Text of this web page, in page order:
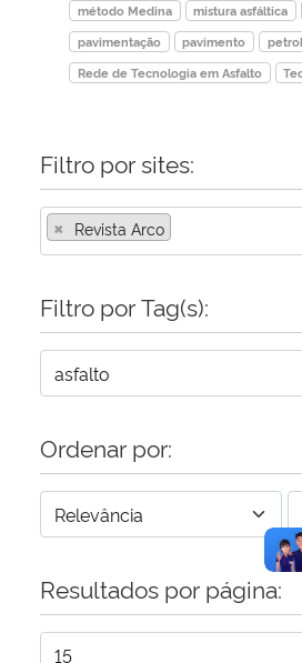
Ministério do Turismo
Controladoria-Geral da União
Ministério da Mulher, da Família e dos Direitos
Gabinete de Segurança Institucional
Advocacia-Geral da União
Banco Central do Brasil
Planalto
método Medina
mistura asfáltica
pavimentação
pavimento
Rede de Tecnologia em Asfalto
Filtro por sites:
× Revista Arco
Filtro por Tag(s):
Ordenar por:
Resultados por página: